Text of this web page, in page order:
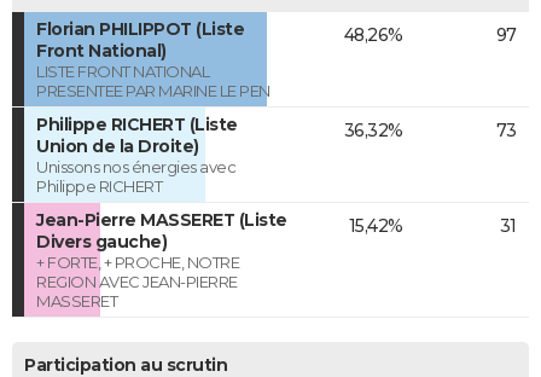
Florian PHILIPPOT (Liste
Front National)
LISTE FRONT NATIONAL
PRESENTEE PAR MARINE LE PEN
48,26% 97
Philippe RICHERT (Liste
Union de la Droite)
Unissons nos énergies avec
Philippe RICHERT
36,32% 73
Jean-Pierre MASSERET (Liste
Divers gauche)
+ FORTE, + PROCHE, NOTRE
REGION AVEC JEAN-PIERRE
MASSERET
15,42% 31
Participation au scrutin